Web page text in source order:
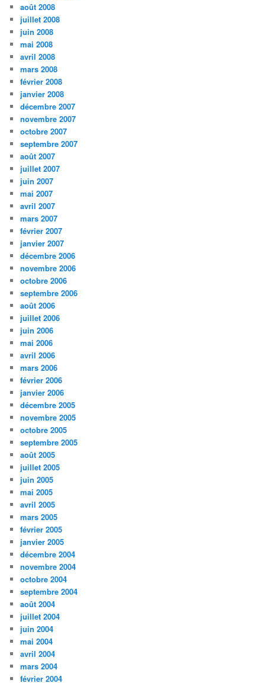
août 2008
juillet 2008
juin 2008
mai 2008
avril 2008
mars 2008
février 2008
janvier 2008
décembre 2007
novembre 2007
octobre 2007
septembre 2007
août 2007
juillet 2007
juin 2007
mai 2007
avril 2007
mars 2007
février 2007
janvier 2007
décembre 2006
novembre 2006
octobre 2006
septembre 2006
août 2006
juillet 2006
juin 2006
mai 2006
avril 2006
mars 2006
février 2006
janvier 2006
décembre 2005
novembre 2005
octobre 2005
septembre 2005
août 2005
juillet 2005
juin 2005
mai 2005
avril 2005
mars 2005
février 2005
janvier 2005
décembre 2004
novembre 2004
octobre 2004
septembre 2004
août 2004
juillet 2004
juin 2004
mai 2004
avril 2004
mars 2004
février 2004